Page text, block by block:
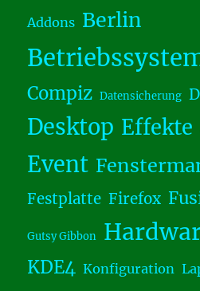
Addons Berlin
Compiz Datensicherung
Desktop Effekte
Event
Festplatte Firefox
Gutsy Gibbon
KDE4 Konfiguration